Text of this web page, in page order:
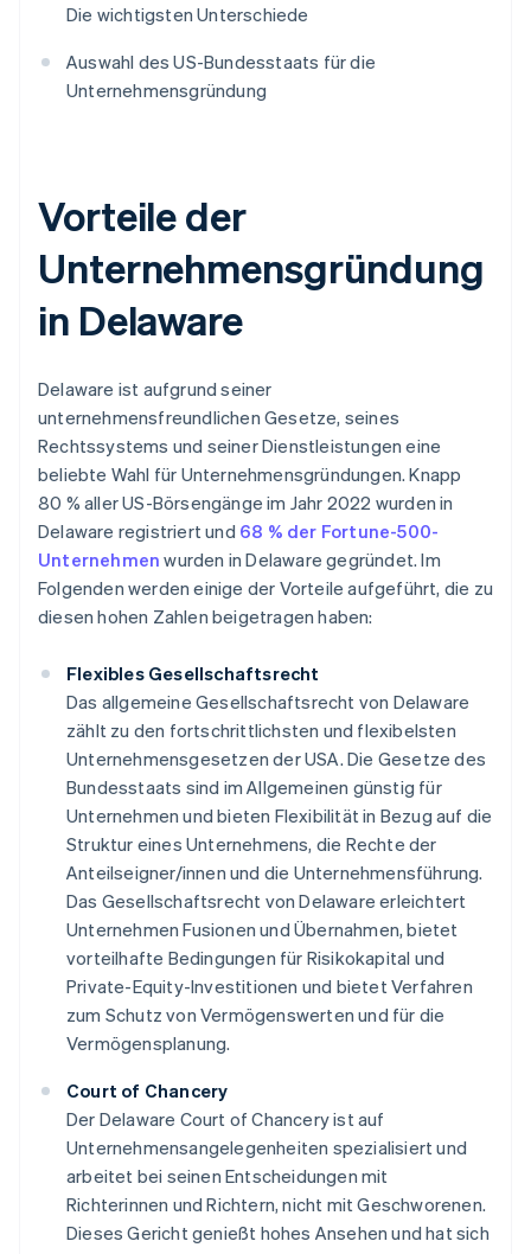
Die wichtigsten Unterschiede
Auswahl des US-Bundesstaats für die
Unternehmensgründung
Vorteile der
Unternehmensgründung
in Delaware
Delaware ist aufgrund seiner
unternehmensfreundlichen Gesetze, seines
Rechtssystems und seiner Dienstleistungen eine
beliebte Wahl für Unternehmensgründungen. Knapp
80 % aller US-Börsengänge im Jahr 2022 wurden in
Delaware registriert und 68 % der Fortune-500-
Unternehmen wurden in Delaware gegründet. Im
Folgenden werden einige der Vorteile aufgeführt, die zu
diesen hohen Zahlen beigetragen haben:
Flexibles Gesellschaftsrecht
Das allgemeine Gesellschaftsrecht von Delaware
zählt zu den fortschrittlichsten und flexibelsten
Unternehmensgesetzen der USA. Die Gesetze des
Bundesstaats sind im Allgemeinen günstig für
Unternehmen und bieten Flexibilität in Bezug auf die
Struktur eines Unternehmens, die Rechte der
Anteilseigner/innen und die Unternehmensführung.
Das Gesellschaftsrecht von Delaware erleichtert
Unternehmen Fusionen und Übernahmen, bietet
vorteilhafte Bedingungen für Risikokapital und
Private-Equity-Investitionen und bietet Verfahren
zum Schutz von Vermögenswerten und für die
Vermögensplanung.
Court of Chancery
Der Delaware Court of Chancery ist auf
Unternehmensangelegenheiten spezialisiert und
arbeitet bei seinen Entscheidungen mit
Richterinnen und Richtern, nicht mit Geschworenen.
Dieses Gericht genießt hohes Ansehen und hat sich